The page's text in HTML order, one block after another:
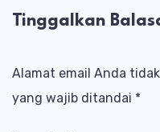
Tinggalkan
Alamat email Anda
yang wajib ditandai *